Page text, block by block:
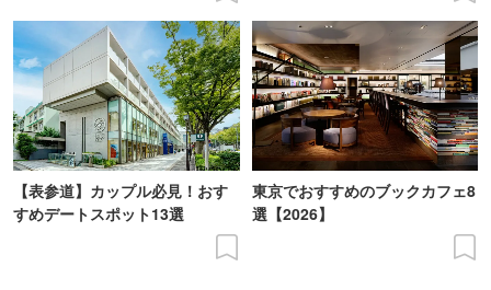
【表参道】カップル必見！おす
すめデートスポット13選
東京でおすすめのブックカフェ8
選【2026】